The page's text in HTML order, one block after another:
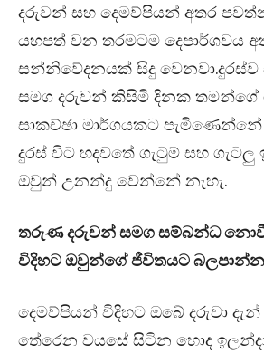
දරුවන් සහ දෙමව්පියන් අතර
යහපත් වන තරමටම දෙපාර්ශවය
සන්නිවේදනයක් සිදු
සමග දරුවන් කිසිමි දිනක තමන්ගේ
සාකච්ඡා මාර්ගයකට
දුරස් විට හදවතේ ගැටුම් සහ
ඔවුන් උනන්දු වෙන්නේ නැහැ.
තරුණ දරුවන් සමග සම්බන්ධ
විදිහට ඔවුන්ගේ ජීවිතයට
දෙමව්පියන් විදිහට ඔබේ දරුවා
තේරෙන වයසේ සිටින හොද